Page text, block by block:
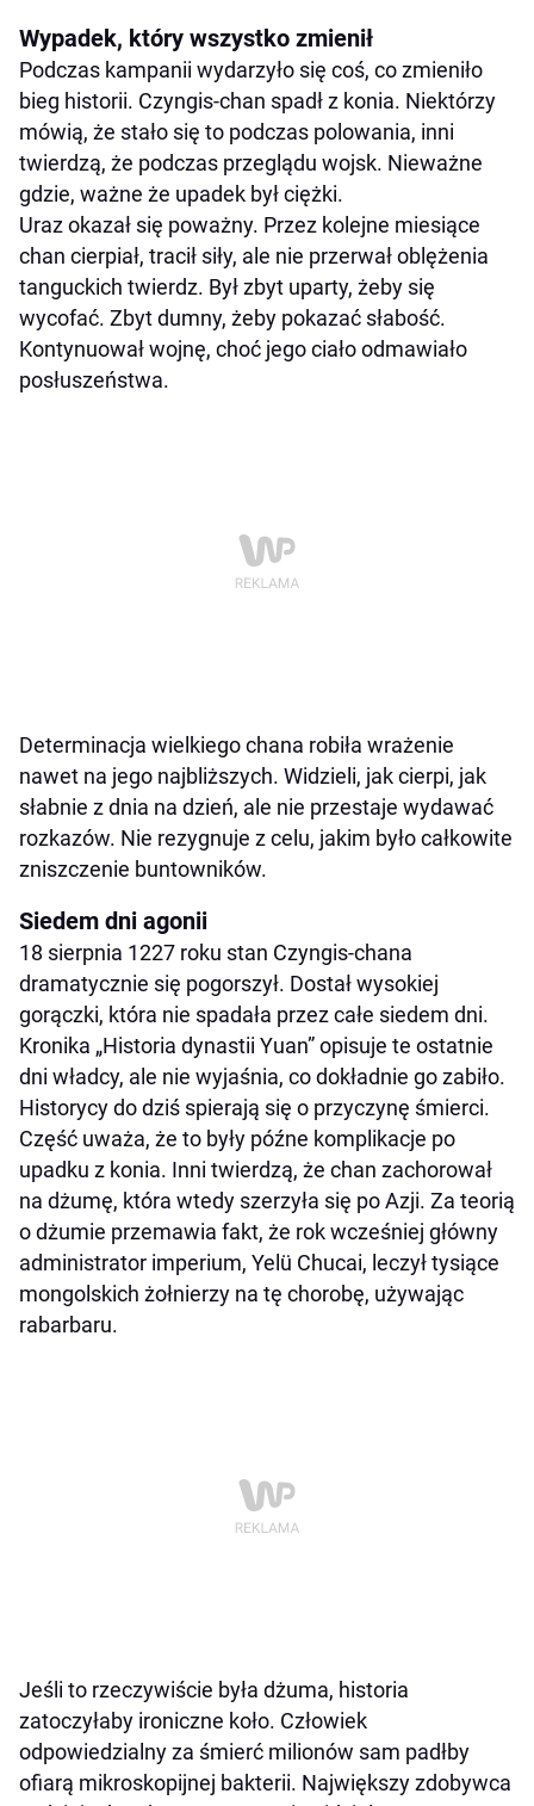
Wypadek, który wszystko zmienił
Podczas kampanii wydarzyło się coś, co zmieniło
bieg historii. Czyngis-chan spadł z konia. Niektórzy
mówią, że stało się to podczas polowania, inni
twierdzą, że podczas przeglądu wojsk. Nieważne
gdzie, ważne że upadek był ciężki.
Uraz okazał się poważny. Przez kolejne miesiące
chan cierpiał, tracił siły, ale nie przerwał oblężenia
tanguckich twierdz. Był zbyt uparty, żeby się
wycofać. Zbyt dumny, żeby pokazać słabość.
Kontynuował wojnę, choć jego ciało odmawiało
posłuszeństwa.
Determinacja wielkiego chana robiła wrażenie
nawet na jego najbliższych. Widzieli, jak cierpi, jak
słabnie z dnia na dzień, ale nie przestaje wydawać
rozkazów. Nie rezygnuje z celu, jakim było całkowite
zniszczenie buntowników.
Siedem dni agonii
18 sierpnia 1227 roku stan Czyngis-chana
dramatycznie się pogorszył. Dostał wysokiej
gorączki, która nie spadała przez całe siedem dni.
Kronika „Historia dynastii Yuan” opisuje te ostatnie
dni władcy, ale nie wyjaśnia, co dokładnie go zabiło.
Historycy do dziś spierają się o przyczynę śmierci.
Część uważa, że to były późne komplikacje po
upadku z konia. Inni twierdzą, że chan zachorował
na dżumę, która wtedy szerzyła się po Azji. Za teorią
o dżumie przemawia fakt, że rok wcześniej główny
administrator imperium, Yelü Chucai, leczył tysiące
mongolskich żołnierzy na tę chorobę, używając
rabarbaru.
Jeśli to rzeczywiście była dżuma, historia
zatoczyłaby ironiczne koło. Człowiek
odpowiedzialny za śmierć milionów sam padłby
ofiarą mikroskopijnej bakterii. Największy zdobywca